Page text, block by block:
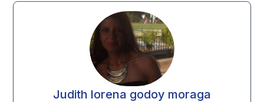
Judith lorena godoy moraga